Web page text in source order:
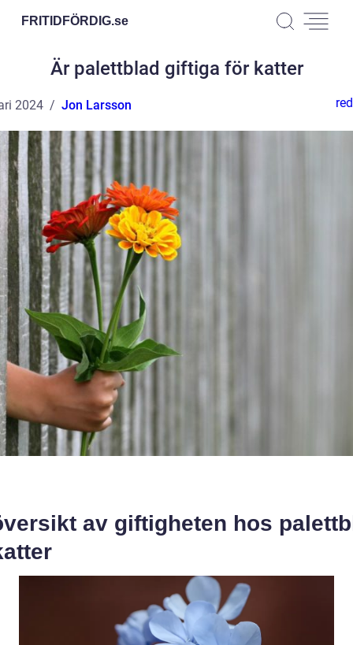
FRITIDFÖRDIG.se
Är palettblad giftiga för katter
2024 Jon Larsson
av giftigheten hos